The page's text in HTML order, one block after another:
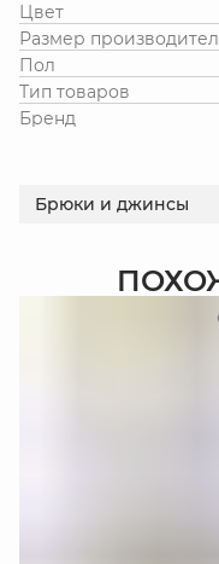
Цвет
Размер
Пол
Тип товаров
Бренд
Брюки и джинсы